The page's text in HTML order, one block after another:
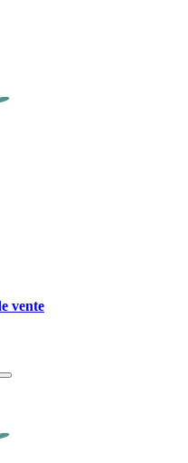
vente
Rechercher